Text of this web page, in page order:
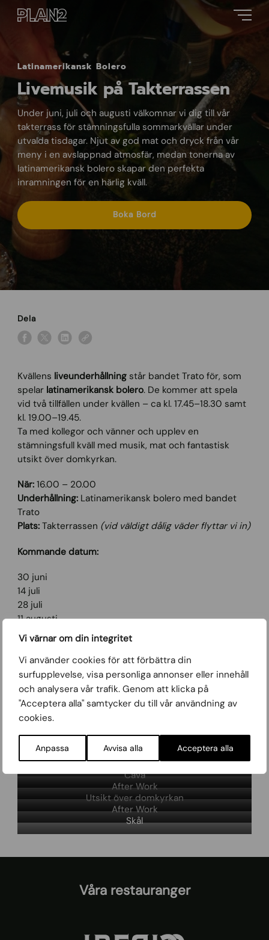
Vi värnar om din integritet
Vi använder cookies för att förbättra din
surfupplevelse, visa personliga annonser eller innehåll
och analysera vår trafik. Genom att klicka på
"Acceptera alla" samtycker du till vår användning av
cookies.
Anpassa Avvisa alla Acceptera alla
Latinamerikansk Bolero
Livemusik på Takterrassen
Under juni, juli och augusti välkomnar vi dig till vår
takterrass för stämningsfulla sommarkvällar under
utvalda tisdagar. Njut av god mat och dryck från vår
meny i en avslappnad atmosfär, medan tonerna av
latinamerikansk bolero skapar den perfekta
inramningen för en härlig kväll.
Boka Bord
Dela
Kvällens liveunderhållningstår bandet Trato för, som
spelar latinamerikansk bolero. De kommer att spela
vid två tillfällen under kvällen – ca kl. 17.45–18.30 samt
kl. 19.00–19.45.
Ta med kollegor och vänner och upplev en
stämningsfull kväll med musik, mat och fantastisk
utsikt över domkyrkan.
När:16.00 – 20.00
Underhållning:Latinamerikansk bolero med bandet
Trato
Plats:Takterrassen (vid väldigt dålig väder flyttar vi in)
Kommande datum:
30 juni
14 juli
28 juli
11 augusti
25 augusti
Boka Bord
Patacones de Atún
Cava
After Work
Utsikt över domkyrkan
After Work
Skål
Våra restauranger